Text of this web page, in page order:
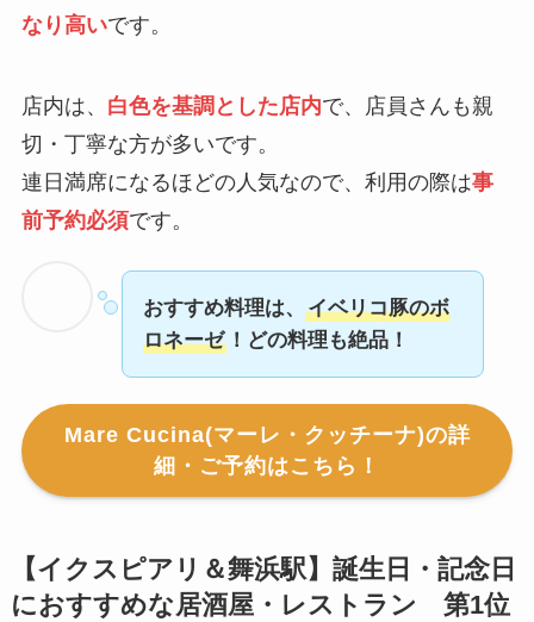
なり高いです。
店内は、 白色を基調とした店内で、店員さんも親
切・丁寧な方が多いです。
連日満席になるほどの人気なので、利用の際は事
前予約必須です。
おすすめ料理は、
イベリコ豚のボ
ロネーゼ！どの料理も絶品！
Mare Cucina(マーレ・クッチーナ)の詳
細・ご予約はこちら！
【イクスピアリ＆舞浜駅】誕生日・記念日
におすすめな居酒屋・レストラン 第1位